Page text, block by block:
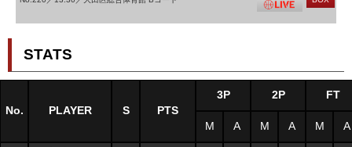
STATS
No. PLAYER S PTS
3P 2P FT
M A M A M A